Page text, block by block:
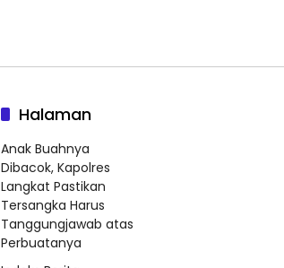
Halaman
Anak Buahnya
Dibacok, Kapolres
Langkat Pastikan
Tersangka Harus
Tanggungjawab atas
Perbuatanya